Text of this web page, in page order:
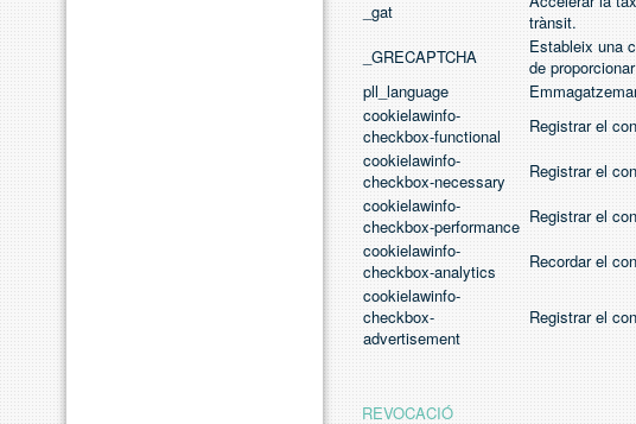
_gat
trànsit.
_GRECAPTCHA
Estableix una
de
pll_language
cookielawinfo-
checkbox-functional
Registrar el
cookielawinfo-
checkbox-necessary
Registrar el
cookielawinfo-
checkbox-performance Registrar el
cookielawinfo-
checkbox-analytics
Recordar el
cookielawinfo-
checkbox-
advertisement
Registrar el
REVOCACIÓ